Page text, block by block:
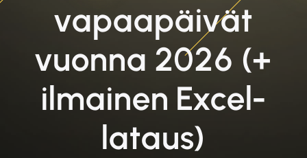
vapaapäivät
vuonna 2026 (+
ilmainen Excel-
lataus)